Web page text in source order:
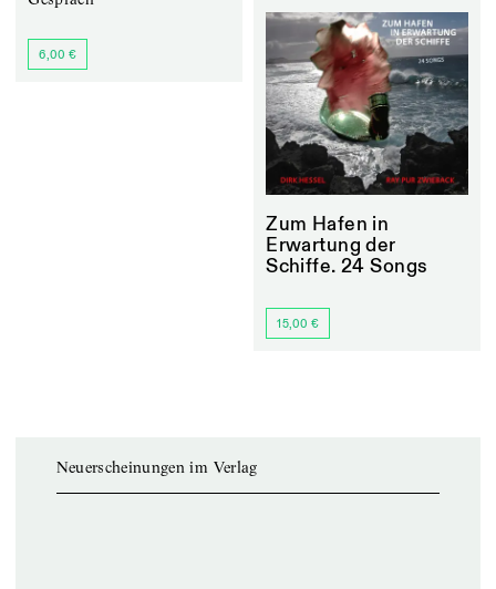
6,00 €
Zum Hafen in
Erwartung der
Schiffe. 24 Songs
15,00 €
Neuerscheinungen im Verlag